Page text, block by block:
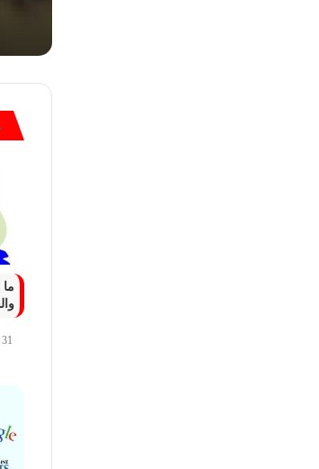
31 مارس، 2025